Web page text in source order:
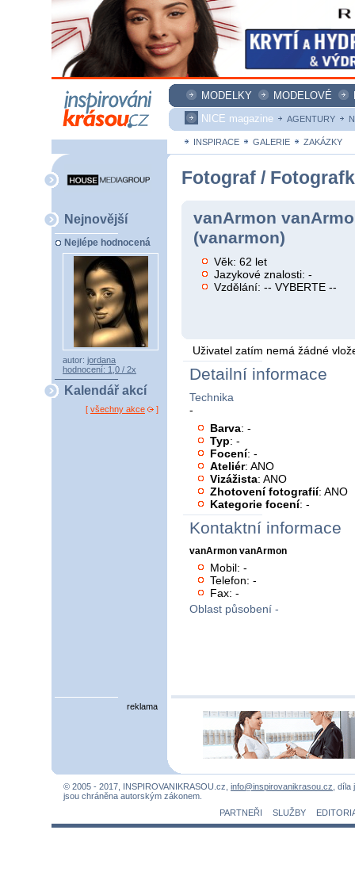
MODELKY MODELOVÉ
NICE magazine
AGENTURY
INSPIRACE GALERIE ZAKÁZKY
Nejnovější
Nejlépe hodnocená
autor: jordana
hodnocení: 1,0 / 2x
Kalendář akcí
[ všechny akce ]
Fotograf /
vanArmon
(vanarmon)
Věk: 62 let
Jazykové znalosti: -
Vzdělání: -- VYBERTE --
Uživatel zatím nemá žádné
Detailní informace
Technika
-
Barva: -
Typ: -
Focení: -
Ateliér: ANO
Vizážista: ANO
Zhotovení fotografií: ANO
Kategorie focení: -
Kontaktní informace
vanArmon vanArmon
Mobil: -
Telefon: -
Fax: -
Oblast působení -
reklama
© 2005 - 2017, INSPIROVANIKRASOU.cz, info@inspirovanikrasou.cz ,
jsou chráněna autorským zákonem.
PARTNEŘI
SLUŽBY